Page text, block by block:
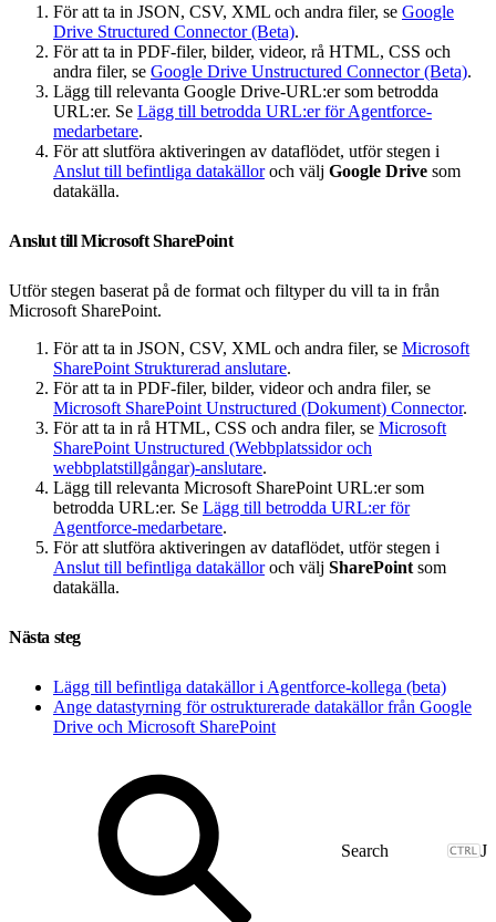
För att ta in JSON, CSV, XML och andra filer, se Google
Drive Structured Connector (Beta).
För att ta in PDF-filer, bilder, videor, rå HTML, CSS och
andra filer, se Google Drive Unstructured Connector (Beta).
Lägg till relevanta Google Drive-URL:er som betrodda
URL:er. Se Lägg till betrodda URL:er för Agentforce-
medarbetare.
För att slutföra aktiveringen av dataflödet, utför stegen i
Anslut till befintliga datakälloroch välj Google Drive som
datakälla.
Anslut till Microsoft SharePoint
Utför stegen baserat på de format och filtyper du vill ta in från
Microsoft SharePoint.
För att ta in JSON, CSV, XML och andra filer, se Microsoft
SharePoint Strukturerad anslutare.
För att ta in PDF-filer, bilder, videor och andra filer, se
Microsoft SharePoint Unstructured (Dokument) Connector.
För att ta in rå HTML, CSS och andra filer, se Microsoft
SharePoint Unstructured (Webbplatssidor och
webbplatstillgångar)-anslutare.
Lägg till relevanta Microsoft SharePoint URL:er som
betrodda URL:er. Se Lägg till betrodda URL:er för
Agentforce-medarbetare.
För att slutföra aktiveringen av dataflödet, utför stegen i
Anslut till befintliga datakälloroch välj SharePoint som
datakälla.
Nästa steg
Lägg till befintliga datakällor i Agentforce-kollega (beta)
Ange datastyrning för ostrukturerade datakällor från Google
Drive och Microsoft SharePoint
J